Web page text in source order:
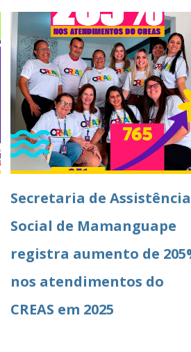
Secretaria de Assistência
Social de Mamanguape
registra aumento de
nos atendimentos do
CREAS em 2025